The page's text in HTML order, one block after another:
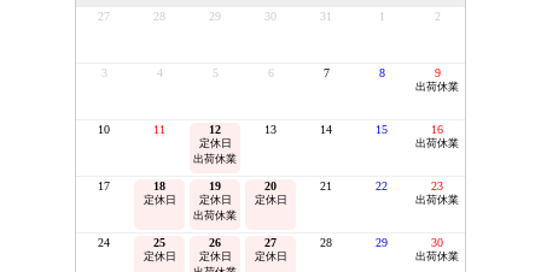
27
28 29 30 31 1 2
3 4 5 6 7 8 9
出荷休業
10 11 12
定休日
出荷休業
13 14 15 16
出荷休業
17 18
定休日
19
定休日
出荷休業
20
定休日
21 22 23
出荷休業
24 25
定休日
26
定休日
27
定休日
28 29 30
出荷休業